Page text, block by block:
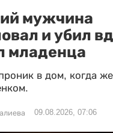
мужчина
и убил
младенца
в дом, когда
09.08.2026, 07:06